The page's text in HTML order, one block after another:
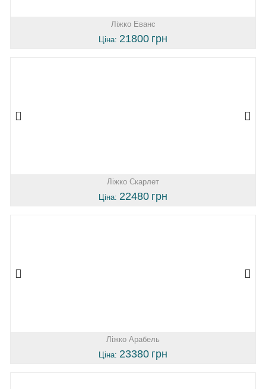
Ліжко Еванс
Ціна: 21800 грн
Ліжко Скарлет
Ціна: 22480 грн
Ліжко Арабель
Ціна: 23380 грн